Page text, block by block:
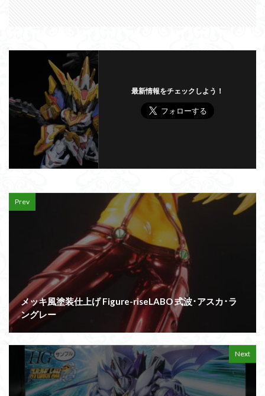
最新情報をチェックしよう！
Prev
メッキ風塗装仕上げ Figure-riseLABO 式波･アスカ･ラ
ングレー
Next